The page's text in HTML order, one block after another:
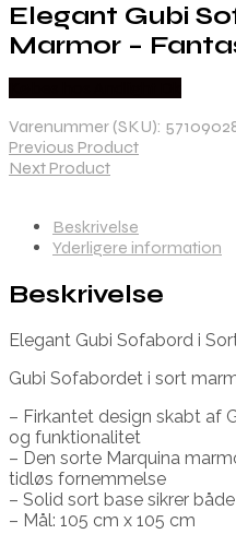
Elegant Gubi
Marmor –
Varenummer (SKU):
Previous Product
Next Product
Beskrivelse
Yderligere information
Beskrivelse
Elegant Gubi Sofabord i
Gubi Sofabordet i sort
– Firkantet design skabt af
og funktionalitet
– Den sorte Marquina
tidløs fornemmelse
– Solid sort base sikrer
– Mål: 105 cm x 105 cm